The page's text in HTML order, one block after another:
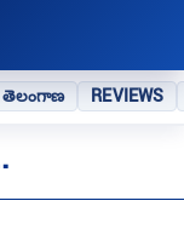
తెలంగాణ REVIEWS